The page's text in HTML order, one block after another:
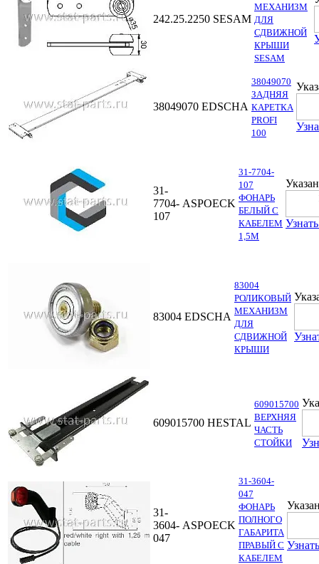
242.25.2250 SESAM
МЕХАНИЗМ
ДЛЯ
СДВИЖНОЙ
КРЫШИ
SESAM
38049070 EDSCHA
38049070
ЗАДНЯЯ
КАРЕТКА
PROFI
100
31-
7704-
107
ASPOECK
31-7704-
107
ФОНАРЬ
БЕЛЫЙ С
КАБЕЛЕМ
1,5М
83004 EDSCHA
83004
РОЛИКОВЫЙ
МЕХАНИЗМ
ДЛЯ
СДВИЖНОЙ
КРЫШИ
609015700 HESTAL
609015700
ВЕРХНЯЯ
ЧАСТЬ
СТОЙКИ
31-
3604-
047
ASPOECK
31-3604-
047
ФОНАРЬ
ПОЛНОГО
ГАБАРИТА
ПРАВЫЙ С
КАБЕЛЕМ